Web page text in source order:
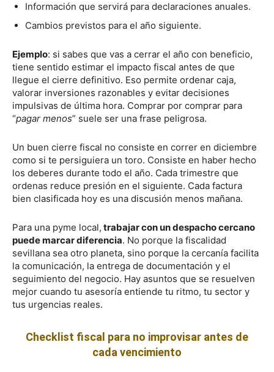
Información que servirá para declaraciones anuales.
Cambios previstos para el año siguiente.
Ejemplo: si sabes que vas a cerrar el año con beneficio,
tiene sentido estimar el impacto fiscal antes de que
llegue el cierre definitivo. Eso permite ordenar caja,
valorar inversiones razonables y evitar decisiones
impulsivas de última hora. Comprar por comprar para
“pagar menos” suele ser una frase peligrosa.
Un buen cierre fiscal no consiste en correr en diciembre
como si te persiguiera un toro. Consiste en haber hecho
los deberes durante todo el año. Cada trimestre que
ordenas reduce presión en el siguiente. Cada factura
bien clasificada hoy es una discusión menos mañana.
Para una pyme local, trabajar con un despacho cercano
puede marcar diferencia. No porque la fiscalidad
sevillana sea otro planeta, sino porque la cercanía facilita
la comunicación, la entrega de documentación y el
seguimiento del negocio. Hay asuntos que se resuelven
mejor cuando tu asesoría entiende tu ritmo, tu sector y
tus urgencias reales.
Checklist fiscal para no improvisar antes de
cada vencimiento